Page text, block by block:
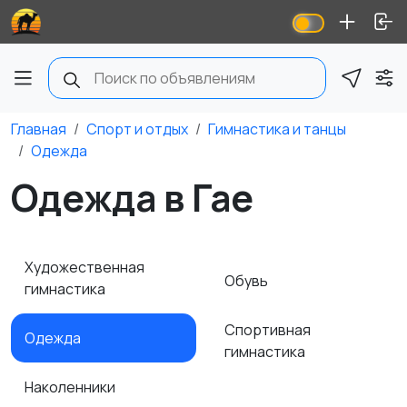
Главная Спорт и отдых
Гимнастика и танцы
Одежда
Одежда в Гае
Художественная
гимнастика
Одежда
Наколенники
Обувь
Спортивная
гимнастика